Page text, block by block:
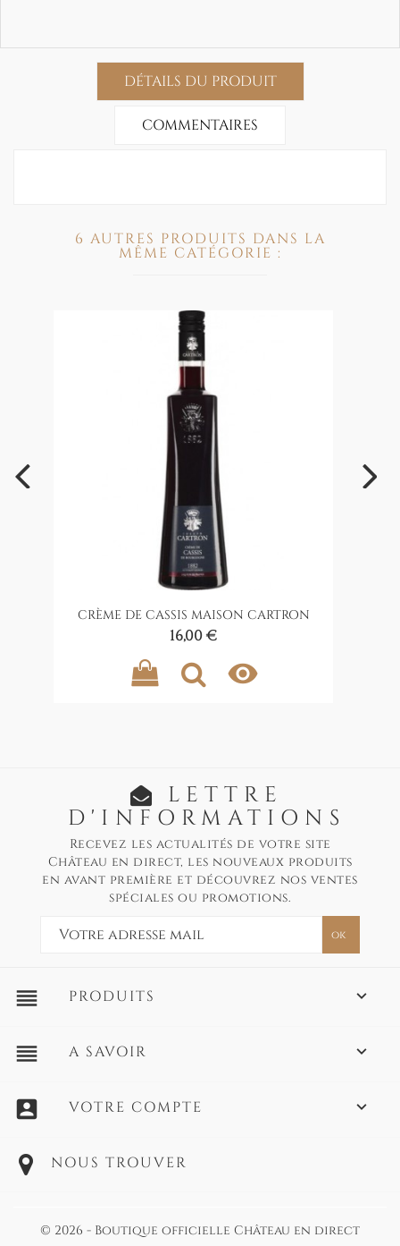
DÉTAILS DU PRODUIT
COMMENTAIRES
6 AUTRES PRODUITS DANS LA
MÊME CATÉGORIE :
CRÈME DE CASSIS MAISON CARTRON
Prix
16,00 €

LETTRE
D'INFORMATIONS
Recevez les actualités de votre site
Château en direct, les nouveaux produits
en avant première et découvrez nos ventes
spéciales ou promotions.
reorder PRODUITS 
reorder A SAVOIR 
account_box VOTRE COMPTE 
NOUS TROUVER
© 2026 - Boutique officielle Château en direct